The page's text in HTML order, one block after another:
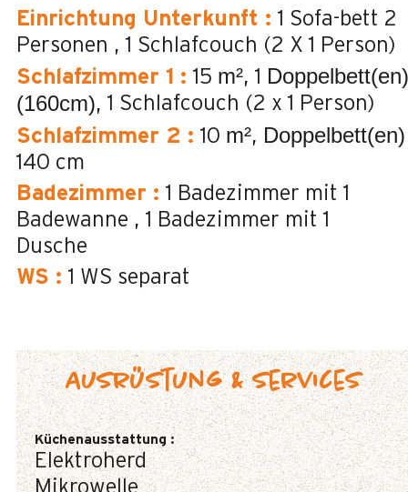
Einrichtung Unterkunft : 1 Sofa-bett 2
Personen
1 Schlafcouch (2 X 1 Person)
Schlafzimmer 1 : 15 m² 1 Doppelbett(en)
(160cm) 1 Schlafcouch (2 x 1 Person)
Schlafzimmer 2 : 10 m² Doppelbett(en)
140 cm
Badezimmer : 1 Badezimmer mit 1
Badewanne
1 Badezimmer mit 1
Dusche
WS : 1 WS separat
Ausrüstung & Services
Küchenausstattung :
Elektroherd
Mikrowelle